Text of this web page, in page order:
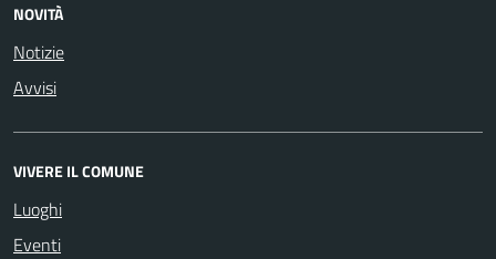
NOVITÀ
Notizie
Avvisi
VIVERE IL COMUNE
Luoghi
Eventi